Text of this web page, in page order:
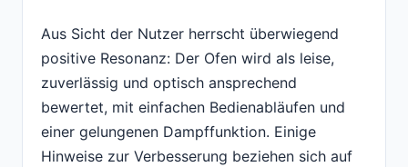
Aus Sicht der Nutzer herrscht überwiegend
positive Resonanz: Der Ofen wird als leise,
zuverlässig und optisch ansprechend
bewertet, mit einfachen Bedienabläufen und
einer gelungenen Dampffunktion. Einige
Hinweise zur Verbesserung beziehen sich auf